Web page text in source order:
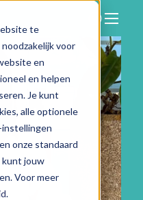
te
voor
en
en helpen
Je kunt
alle optionele
onze standaard
kunt jouw
Voor meer
.